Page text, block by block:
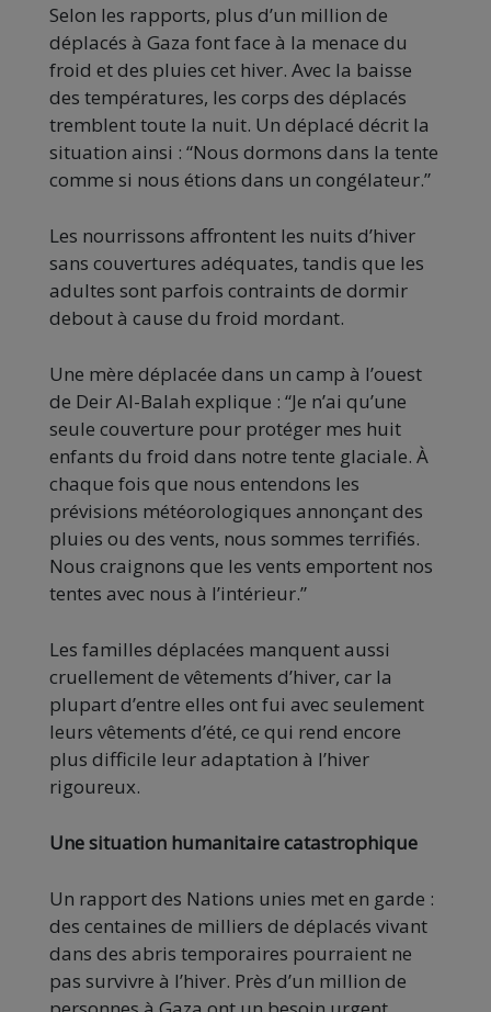
Selon les rapports, plus d’un million de
déplacés à Gaza font face à la menace du
froid et des pluies cet hiver. Avec la baisse
des températures, les corps des déplacés
tremblent toute la nuit. Un déplacé décrit la
situation ainsi : “Nous dormons dans la tente
comme si nous étions dans un congélateur.”
Les nourrissons affrontent les nuits d’hiver
sans couvertures adéquates, tandis que les
adultes sont parfois contraints de dormir
debout à cause du froid mordant.
Une mère déplacée dans un camp à l’ouest
de Deir Al-Balah explique : “Je n’ai qu’une
seule couverture pour protéger mes huit
enfants du froid dans notre tente glaciale. À
chaque fois que nous entendons les
prévisions météorologiques annonçant des
pluies ou des vents, nous sommes terrifiés.
Nous craignons que les vents emportent nos
tentes avec nous à l’intérieur.”
Les familles déplacées manquent aussi
cruellement de vêtements d’hiver, car la
plupart d’entre elles ont fui avec seulement
leurs vêtements d’été, ce qui rend encore
plus difficile leur adaptation à l’hiver
rigoureux.
Une situation humanitaire catastrophique
Un rapport des Nations unies met en garde :
des centaines de milliers de déplacés vivant
dans des abris temporaires pourraient ne
pas survivre à l’hiver. Près d’un million de